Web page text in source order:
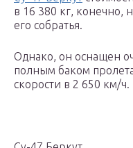
в 16 380 кг, конечно,
его собратья.
Однако, он оснащен
полным баком
скорости в 2 650 км/ч.